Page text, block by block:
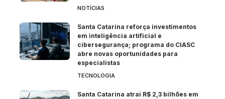
NOTÍCIAS
Santa Catarina reforça investimentos
em inteligência artificial e
cibersegurança; programa do CIASC
abre novas oportunidades para
especialistas
TECNOLOGIA
Santa Catarina atrai R$ 2,3 bilhões em